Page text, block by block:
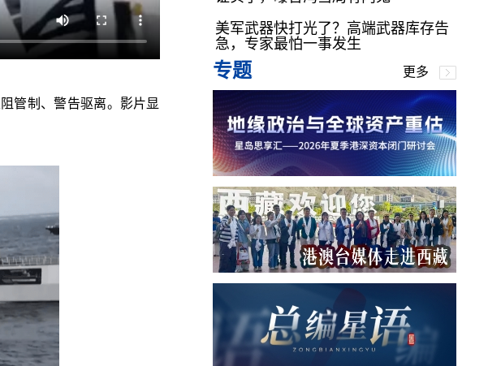
管制、警告驱离。影片显
美军武器快打光了？高端武器库存告
急，专家最怕一事发生
专题 更多